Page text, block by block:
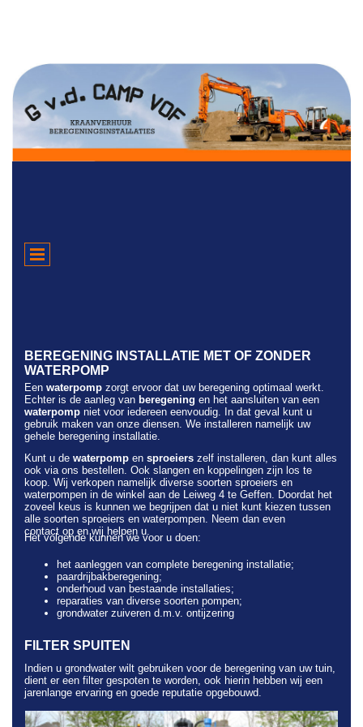
BEREGENING INSTALLATIE MET OF ZONDER
WATERPOMP
Een waterpomp zorgt ervoor dat uw beregening optimaal werkt.
Echter is de aanleg van beregening en het aansluiten van een
waterpomp niet voor iedereen eenvoudig. In dat geval kunt u
gebruik maken van onze diensen. We installeren namelijk uw
gehele beregening installatie.
Kunt u de waterpomp en sproeiers zelf installeren, dan kunt alles
ook via ons bestellen. Ook slangen en koppelingen zijn los te
koop. Wij verkopen namelijk diverse soorten sproeiers en
waterpompen in de winkel aan de Leiweg 4 te Geffen. Doordat het
zoveel keus is kunnen we begrijpen dat u niet kunt kiezen tussen
alle soorten sproeiers en waterpompen. Neem dan even
contact op en wij helpen u.
Het volgende kunnen we voor u doen:
het aanleggen van complete beregening installatie;
paardrijbakberegening;
onderhoud van bestaande installaties;
reparaties van diverse soorten pompen;
grondwater zuiveren d.m.v. ontijzering
FILTER SPUITEN
Indien u grondwater wilt gebruiken voor de beregening van uw tuin,
dient er een filter gespoten te worden, ook hierin hebben wij een
jarenlange ervaring en goede reputatie opgebouwd.